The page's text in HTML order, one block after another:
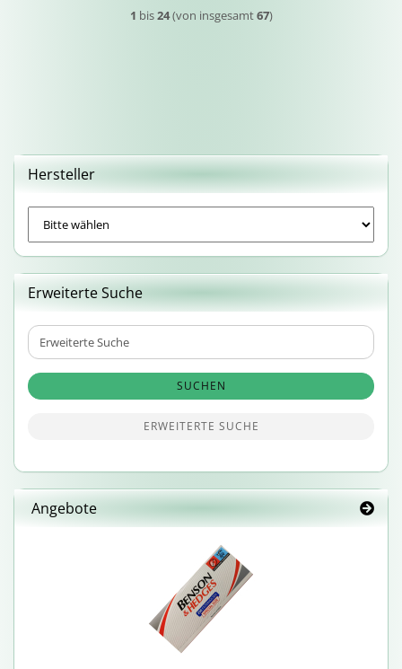
1 bis24(von insgesamt67)
Hersteller
Erweiterte Suche
Erweiterte
Suche
SUCHEN
ERWEITERTE SUCHE
Angebote